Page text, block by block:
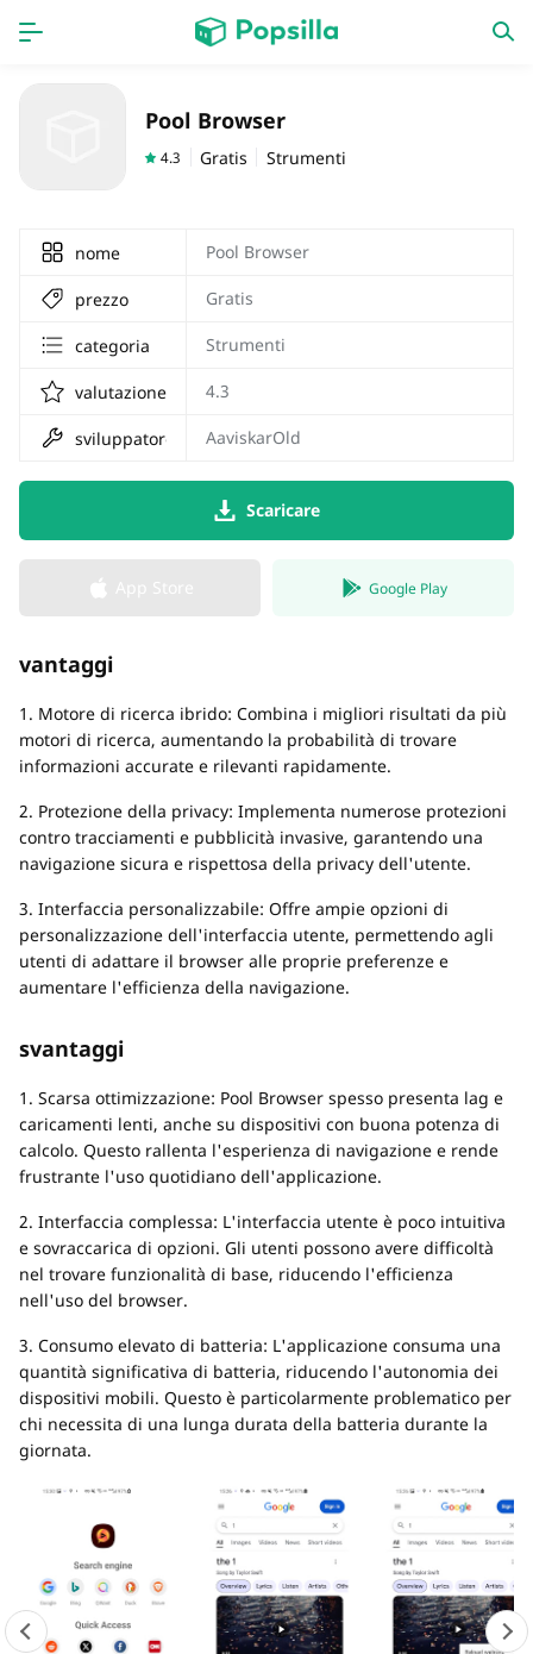
nuove uscite
Pool Browser
4.3 Gratis Strumenti
nome Pool Browser
prezzo Gratis
categoria Strumenti
valutazione 4.3
sviluppatore AaviskarOld
Scaricare
Google Play
vantaggi
1. Motore di ricerca ibrido: Combina i migliori risultati da più
motori di ricerca, aumentando la probabilità di trovare
informazioni accurate e rilevanti rapidamente.
2. Protezione della privacy: Implementa numerose protezioni
contro tracciamenti e pubblicità invasive, garantendo una
navigazione sicura e rispettosa della privacy dell'utente.
3. Interfaccia personalizzabile: Offre ampie opzioni di
personalizzazione dell'interfaccia utente, permettendo agli
utenti di adattare il browser alle proprie preferenze e
aumentare l'efficienza della navigazione.
svantaggi
1. Scarsa ottimizzazione: Pool Browser spesso presenta lag e
caricamenti lenti, anche su dispositivi con buona potenza di
calcolo. Questo rallenta l'esperienza di navigazione e rende
frustrante l'uso quotidiano dell'applicazione.
2. Interfaccia complessa: L'interfaccia utente è poco intuitiva
e sovraccarica di opzioni. Gli utenti possono avere difficoltà
nel trovare funzionalità di base, riducendo l'efficienza
nell'uso del browser.
3. Consumo elevato di batteria: L'applicazione consuma una
quantità significativa di batteria, riducendo l'autonomia dei
dispositivi mobili. Questo è particolarmente problematico per
chi necessita di una lunga durata della batteria durante la
giornata.